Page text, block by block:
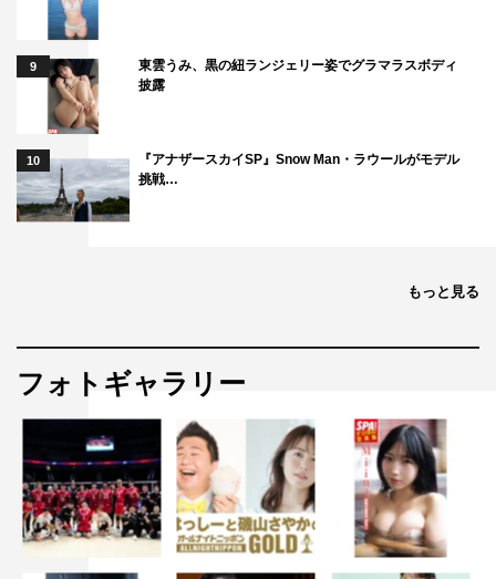
ところは締めてくれて。沙良ちゃんと同じように、メリハ
藤原：海音君はこの現場では年上の方で、やっぱりしっか
りしていて頼りになるんですけど、みんなの距離を縮めて
くれてるなっていうのが伝わって来て。それが結構、個人
的なキュンポイントだったりしますね（笑）。そんな感
じ、するよね？
しているんですか？
藤原：結構、積極的に恋愛トークを仕掛けてくるんです。
大人の恋愛がどういうものか、僕たちに突き付けてくる
（笑）。
櫻井：男として何が正しいのか、ちょっとした論争を繰り
広げたことがあって。僕は女性に対して対等でありたい
し、例えば男は女におごるもの、何かしてあげるものだっ
9
東雲うみ、黒の紐ランジェリー姿でグラマラスボディ
披露
10
『アナザースカイSP』Snow Man・ラウールがモデル
挑戦…
もっと見る
フォトギャラリー